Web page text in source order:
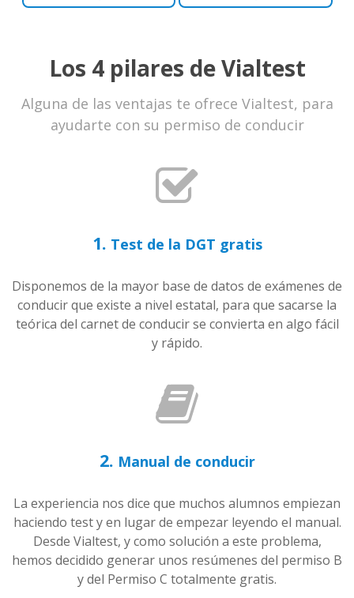
Los 4 pilares de Vialtest
Alguna de las ventajas te ofrece Vialtest, para
ayudarte con su permiso de conducir
1. Test de la DGT gratis
Disponemos de la mayor base de datos de exámenes de
conducir que existe a nivel estatal, para que sacarse la
teórica del carnet de conducir se convierta en algo fácil
y rápido.
2. Manual de conducir
La experiencia nos dice que muchos alumnos empiezan
haciendo test y en lugar de empezar leyendo el manual.
Desde Vialtest, y como solución a este problema,
hemos decidido generar unos resúmenes del permiso B
y del Permiso C totalmente gratis.